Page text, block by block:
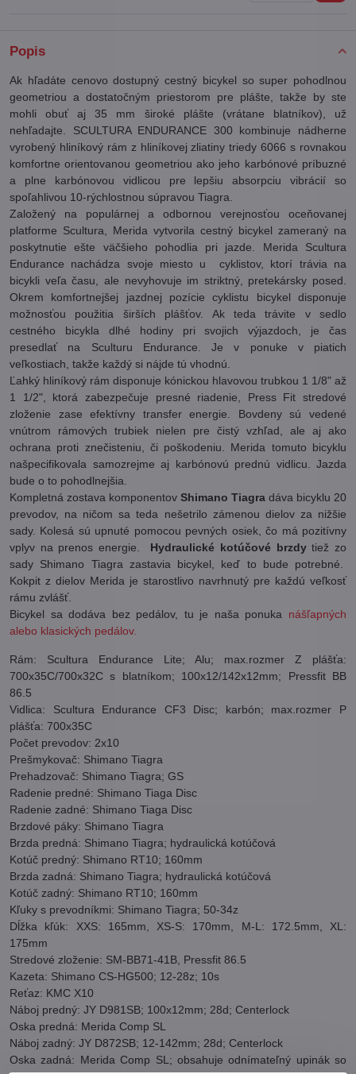
Popis
Ak hľadáte cenovo dostupný cestný bicykel so super pohodlnou
geometriou a dostatočným priestorom pre plášte, takže by ste
mohli obuť aj 35 mm široké plášte (vrátane blatníkov), už
nehľadajte. SCULTURA ENDURANCE 300 kombinuje nádherne
vyrobený hliníkový rám z hliníkovej zliatiny triedy 6066 s rovnakou
komfortne orientovanou geometriou ako jeho karbónové príbuzné
a plne karbónovou vidlicou pre lepšiu absorpciu vibrácií so
spoľahlivou 10-rýchlostnou súpravou Tiagra.
Založený na populárnej a odbornou verejnosťou oceňovanej
platforme Scultura, Merida vytvorila cestný bicykel zameraný na
poskytnutie ešte väčšieho pohodlia pri jazde. Merida Scultura
Endurance nachádza svoje miesto u cyklistov, ktorí trávia na
bicykli veľa času, ale nevyhovuje im striktný, pretekársky posed.
Okrem komfortnejšej jazdnej pozície cyklistu bicykel disponuje
možnosťou použitia širších plášťov. Ak teda trávite v sedlo
cestného bicykla dlhé hodiny pri svojich výjazdoch, je čas
presedlať na Sculturu Endurance. Je v ponuke v piatich
veľkostiach, takže každý si nájde tú vhodnú.
Ľahký hliníkový rám disponuje kónickou hlavovou trubkou 1 1/8" až
1 1/2", ktorá zabezpečuje presné riadenie, Press Fit stredové
zloženie zase efektívny transfer energie. Bovdeny sú vedené
vnútrom rámových trubiek nielen pre čistý vzhľad, ale aj ako
ochrana proti znečisteniu, či poškodeniu. Merida tomuto bicyklu
našpecifikovala samozrejme aj karbónovú prednú vidlicu. Jazda
bude o to pohodlnejšia.
Kompletná zostava komponentov Shimano Tiagra dáva bicyklu 20
prevodov, na ničom sa teda nešetrilo zámenou dielov za nižšie
sady. Kolesá sú upnuté pomocou pevných osiek, čo má pozitívny
vplyv na prenos energie. Hydraulické kotúčové brzdytiež zo
sady Shimano Tiagra zastavia bicykel, keď to bude potrebné.
Kokpit z dielov Merida je starostlivo navrhnutý pre každú veľkosť
rámu zvlášť.
Bicykel sa dodáva bez pedálov, tu je naša ponuka nášľapných
alebo klasických pedálov.
Rám: Scultura Endurance Lite; Alu; max.rozmer Z plášťa:
700x35C/700x32C s blatníkom; 100x12/142x12mm; Pressfit BB
86.5
Vidlica: Scultura Endurance CF3 Disc; karbón; max.rozmer P
plášťa: 700x35C
Počet prevodov: 2x10
Prešmykovač: Shimano Tiagra
Prehadzovač: Shimano Tiagra; GS
Radenie predné: Shimano Tiaga Disc
Radenie zadné: Shimano Tiaga Disc
Brzdové páky: Shimano Tiagra
Brzda predná: Shimano Tiagra; hydraulická kotúčová
Kotúč predný: Shimano RT10; 160mm
Brzda zadná: Shimano Tiagra; hydraulická kotúčová
Kotúč zadný: Shimano RT10; 160mm
Kľuky s prevodníkmi: Shimano Tiagra; 50-34z
Dĺžka kľúk: XXS: 165mm, XS-S: 170mm, M-L: 172.5mm, XL:
175mm
Stredové zloženie: SM-BB71-41B, Pressfit 86.5
Kazeta: Shimano CS-HG500; 12-28z; 10s
Reťaz: KMC X10
Náboj predný: JY D981SB; 100x12mm; 28d; Centerlock
Oska predná: Merida Comp SL
Náboj zadný: JY D872SB; 12-142mm; 28d; Centerlock
Oska zadná: Merida Comp SL; obsahuje odnímateľný upinák so